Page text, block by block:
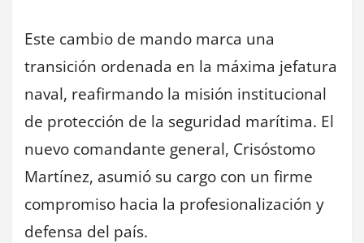
Este cambio de mando marca una
transición ordenada en la máxima jefatura
naval, reafirmando la misión institucional
de protección de la seguridad marítima. El
nuevo comandante general, Crisóstomo
Martínez, asumió su cargo con un firme
compromiso hacia la profesionalización y
defensa del país.